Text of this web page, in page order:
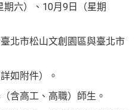
六）、10月9日（星期
北市松山文創園區與臺北市
如附件）。
含高工、高職）師生。